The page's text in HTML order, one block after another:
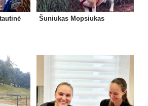
Šuniukas Mopsiukas